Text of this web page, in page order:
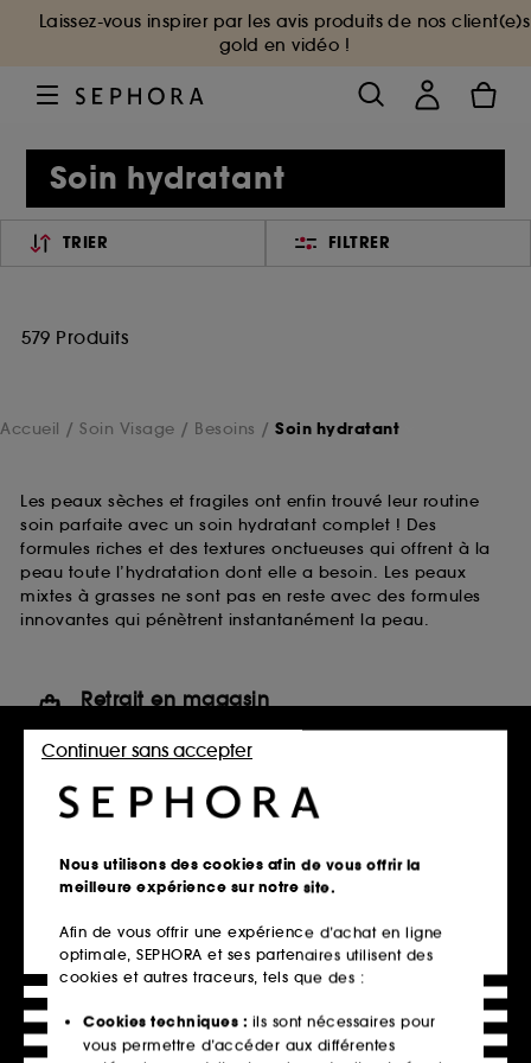
Laissez-vous inspirer par les avis produits de nos client(e)s
gold en vidéo !
Soin hydratant
TRIER FILTRER
579 Produits
Accueil Soin Visage Besoins Soin hydratant
Les peaux sèches et fragiles ont enfin trouvé leur routine
soin parfaite avec un soin hydratant complet ! Des
formules riches et des textures onctueuses qui offrent à la
peau toute l’hydratation dont elle a besoin. Les peaux
mixtes à grasses ne sont pas en reste avec des formules
innovantes qui pénètrent instantanément la peau.
Retrait en magasin
Click & Collect en 2h offert
En savoir plus
Livraison standard offerte
à domicile dès 60€ en France
métropolitaine et Monaco
Explorer l'offre
Paiements sécurisés
En savoir plus
Nous utilisons des cookies afin de vous offrir la
meilleure expérience sur notre site.
Afin de vous offrir une expérience d’achat en ligne
optimale, SEPHORA et ses partenaires utilisent des
cookies et autres traceurs, tels que des :
Cookies techniques : ils sont nécessaires pour
vous permettre d’accéder aux différentes
Continuer sans accepter